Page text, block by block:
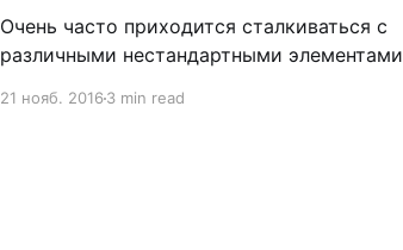
Очень часто приходится сталкиваться с
различными нестандартными элементами
21 нояб. 20163 min read